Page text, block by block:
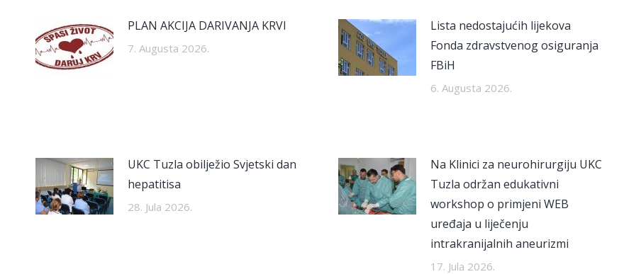
PLAN AKCIJA DARIVANJA KRVI
7. Augusta 2026.
Lista nedostajućih lijekova
Fonda zdravstvenog osiguranja
FBiH
6. Augusta 2026.
UKC Tuzla obilježio Svjetski dan
hepatitisa
28. Jula 2026.
Na Klinici za neurohirurgiju UKC
Tuzla održan edukativni
workshop o primjeni WEB
uređaja u liječenju
intrakranijalnih aneurizmi
17. Jula 2026.